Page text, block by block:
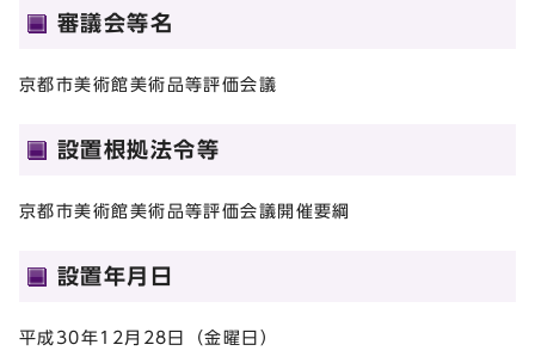
審議会等名
京都市美術館美術品等評価会議
設置根拠法令等
京都市美術館美術品等評価会議開催要綱
設置年月日
平成30年12月28日（金曜日）